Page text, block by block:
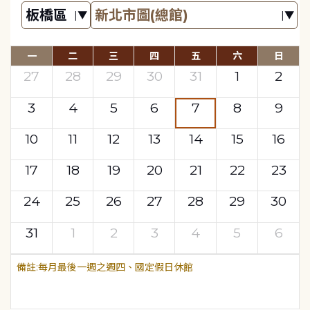
一 二 三 四 五 六 日
27 28 29 30 31 1
2
3
4 5 6 7 8
9
10
11 12 13 14 15
16
17
18 19 20 21 22
23
24
25 26 27 28 29
30
31
1 2 3 4 5 6
每月最後一週之週四、國定假日休館